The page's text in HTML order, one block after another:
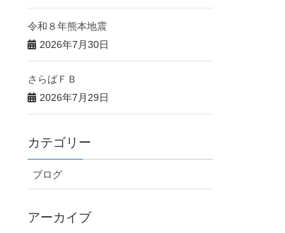
令和８年熊本地震
2026年7月30日
さらばＦＢ
2026年7月29日
カテゴリー
ブログ
アーカイブ